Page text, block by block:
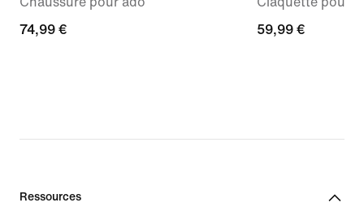
74,99 €
74,99 €
59,99 €
59,99 €
Ressources